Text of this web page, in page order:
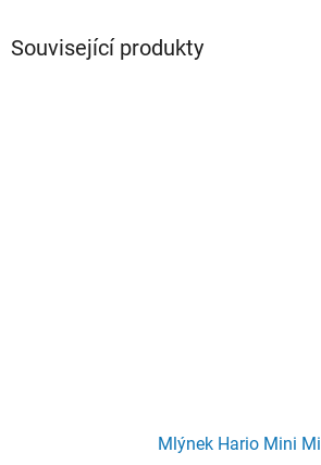
Související produkty
Mlýnek Hario Mini Mill